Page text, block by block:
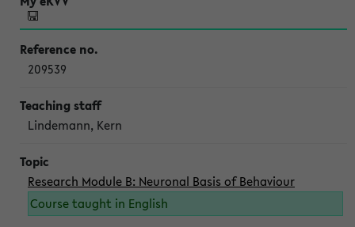
209539
Lindemann, Kern
Research Module B: Neuronal Basis of Behaviour
Course taught in English